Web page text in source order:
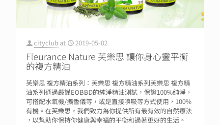
cityclub at 2019-05-02
Fleurance Nature 芙樂思 讓你身心靈平衡
的複方精油
芙樂思 複方精油系列：芙樂思 複方精油系列芙樂思 複方精
油系列通過嚴謹EOBBD的純淨精油測試，保證100%純淨，
可搭配水氧機/擴香儀等，或是直接嗅吸等方式使用，100%
有機。在芙樂思，我們致力為你提供所有最有效的自然療法
，以幫助你保持你健康與幸福的平衡和過著更好的生活。